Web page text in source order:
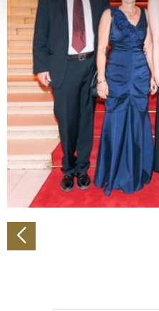
Erfahren Sie mehr darüber,
verarbeitet werden, und
Abschnitt Einzelheiten
Wir verwenden Cookies,
personalisieren, Funktionen
zu können und die Zugriffe
analysieren. Außerdem
Verwendung unserer
soziale Medien, Werbung
Partner führen diese
weiteren Daten zusammen,
gesammelt haben.